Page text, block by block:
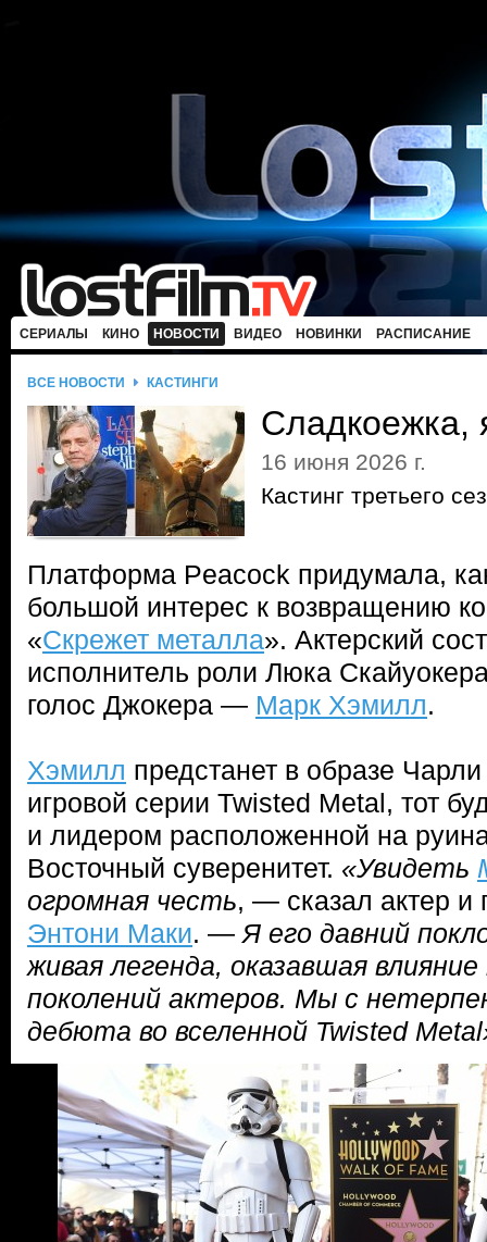
СЕРИАЛЫ КИНО НОВОСТИ ВИДЕО НОВИНКИ РАСПИСАНИЕ
ВСЕ НОВОСТИ КАСТИНГИ
Сладкоежка,
16 июня 2026 г.
Кастинг третьего
Платформа Peacock придумала,
большой интерес к возвращению
«Скрежет металла». Актерский
исполнитель роли Люка
голос Джокера — Марк Хэмилл.
Хэмилл предстанет в образе
игровой серии Twisted Metal, тот
и лидером расположенной на
Восточный суверенитет. «Увидеть
огромная честь, — сказал актер
Энтони Маки. — Я его давний
живая легенда, оказавшая влияние
поколений актеров. Мы с
дебюта во вселенной Twisted